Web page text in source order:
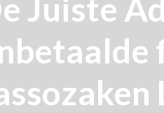
Juiste